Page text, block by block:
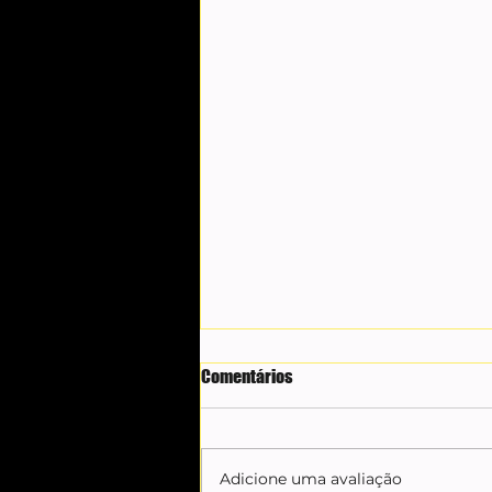
Comentários
Adicione uma avaliação